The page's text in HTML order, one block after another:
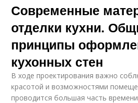
Современные
отделки кухни.
принципы
кухонных стен
В ходе проектирования важно
красотой и возможностями
проводится большая часть